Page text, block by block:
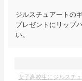
ジルスチュアートの
プレゼントにリップ
い。
女子高校生にジルスチ